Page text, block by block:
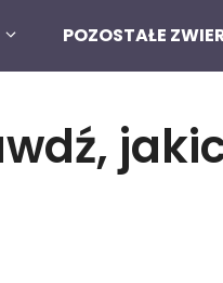
POZOSTAŁE